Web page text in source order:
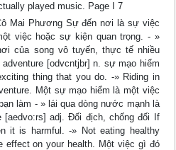
played music. Page I 7
Mai Phương Sự đến nơi là sự việc
việc hoặc sự kiện quan trọng. - »
của song vô tuyến, thực tế nhiều
[odvcntjbr] n. sự mạo hiểm
thing that you do. -» Riding in
Một sự mạo hiểm là một việc
làm - » lái qua dòng nước mạnh là
[aedvo:rs] adj. Đối địch, chống đối If
it is harmful. -» Not eating healthy
effect on your health. Một việc gì đó